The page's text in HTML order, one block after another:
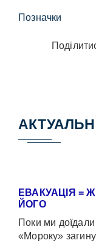
Позначки
ЕВАКУАЦІЯ =
ЙОГО
Поки ми
«Мороку»